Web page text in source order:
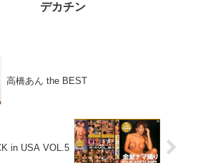
デカチン
高橋あん the BEST
in USA VOL.5